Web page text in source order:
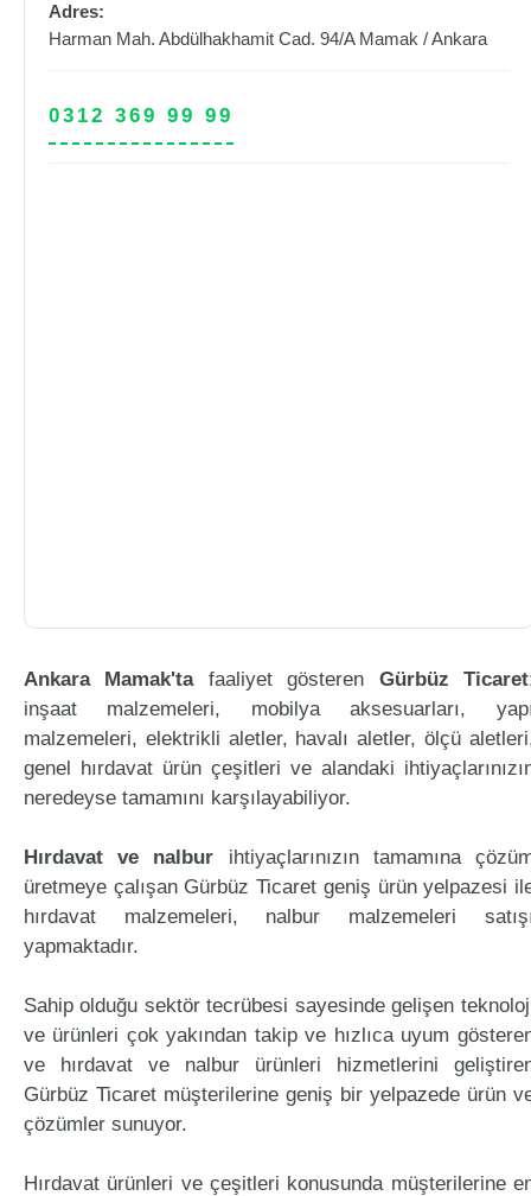
Adres:
Harman Mah. Abdülhakhamit Cad. 94/A Mamak /Ankara
0312 369 99 99
Ankara Mamak'tafaaliyet gösteren Gürbüz Ticaret
inşaat malzemeleri, mobilya aksesuarları,
malzemeleri, elektrikli aletler, havalı aletler, ölçü
genel hırdavat ürün çeşitleri ve alandaki
neredeyse tamamını karşılayabiliyor.
Hırdavat ve nalbur ihtiyaçlarınızın tamamına
üretmeye çalışan Gürbüz Ticaret geniş ürün yelpazesi
hırdavat malzemeleri, nalbur malzemeleri
yapmaktadır.
Sahip olduğu sektör tecrübesi sayesinde gelişen
ve ürünleri çok yakından takip ve hızlıca uyum
ve hırdavat ve nalbur ürünleri hizmetlerini
Gürbüz Ticaret müşterilerine geniş bir yelpazede ürün
çözümler sunuyor.
Hırdavat ürünleri ve çeşitleri konusunda müşterilerine